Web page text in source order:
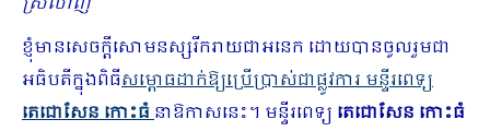
ខ្ញុំមានសេចក្តីសោមនស្សរីករាយជាអនេក ដោយបានចូលរួមជា
អធិបតីក្នុងពិធីសម្ពោធដាក់ឱ្យប្រើប្រាស់ជាផ្លូវការ មន្ទីរពេទ្យ
តេជោសែន កោះធំនាឱកាសនេះ។ មន្ទីរពេទ្យ តេជោសែន កោះធំ